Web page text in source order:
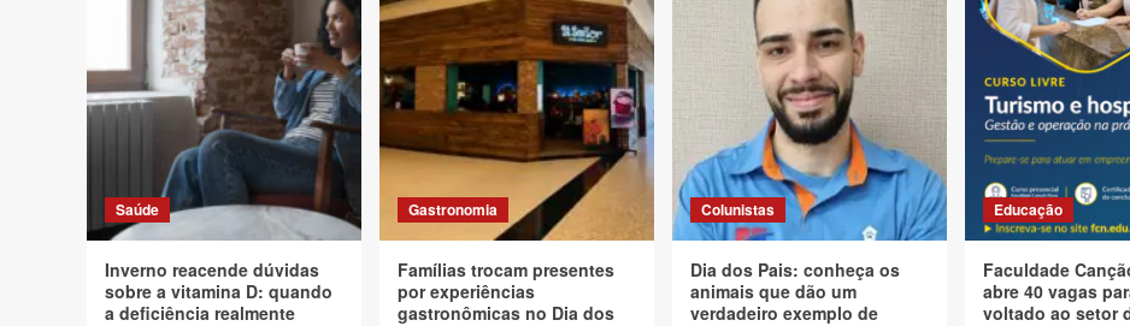
Saúde
Inverno reacende dúvidas
sobre a vitamina D: quando
a deficiência realmente
Gastronomia
Famílias trocam presentes
por experiências
gastronômicas no Dia dos
Colunistas
Dia dos Pais: conheça os
animais que dão um
verdadeiro exemplo de
Educação
Faculdade
abre 40 vagas
voltado ao setor